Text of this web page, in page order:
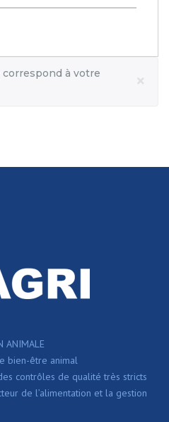
à votre
ANIMALE
bien-être animal
contrôles de qualité très stricts
de l’alimentation et la gestion